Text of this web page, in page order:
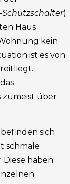
Schutzschalter)
Haus
kein
ist es von
zumeist über
befinden sich
schmale
. Diese haben